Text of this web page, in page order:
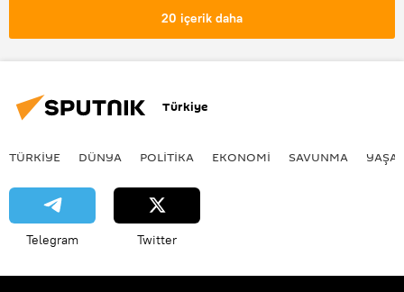
20 içerik daha
Türkiye
TÜRKIYE DÜNYA POLİTİKA EKONOMİ SAVUNMA
Telegram Twitter